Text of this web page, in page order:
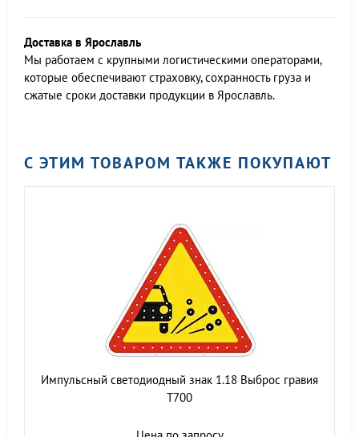
Доставка в Ярославль
Мы работаем c крупными логистическими операторами,
которые обеспечивают страховку, сохранность груза и
сжатые сроки доставки продукции в Ярославль.
С ЭТИМ ТОВАРОМ ТАКЖЕ ПОКУПАЮТ
Импульсный светодиодный знак 1.18 Выброс гравия
Т700